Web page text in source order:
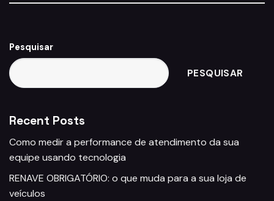
Pesquisar
PESQUISAR
Recent Posts
Como medir a performance de atendimento da sua
equipe usando tecnologia
RENAVE OBRIGATÓRIO: o que muda para a sua loja de
veículos